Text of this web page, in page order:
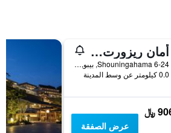
أمان ريزورت سيكاي
6-24 Shouningahama, بيبو, اليابان
0.0 كيلومتر عن وسط المدينة
﷼
عرض الصفقة